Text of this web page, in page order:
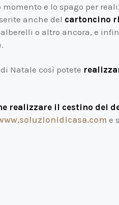
e lo spago per
anche del cartoncino
o altro ancora, e
Natale così potete
realizzare il cestino dei
e